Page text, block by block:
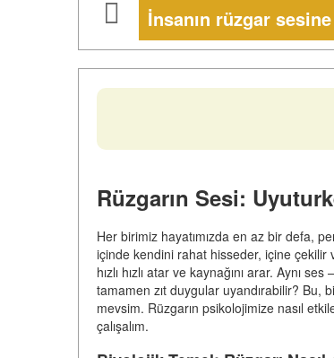
İnsanın rüzgar
Rüzgarın Sesi:
Her birimiz hayatımızda en az bir defa,
içinde kendini rahat hisseder, içine
hızlı hızlı atar ve kaynağını arar. Aynı
tamamen zıt duygular uyandırabilir? Bu,
mevsim. Rüzgarın psikolojimize nasıl
çalışalım.